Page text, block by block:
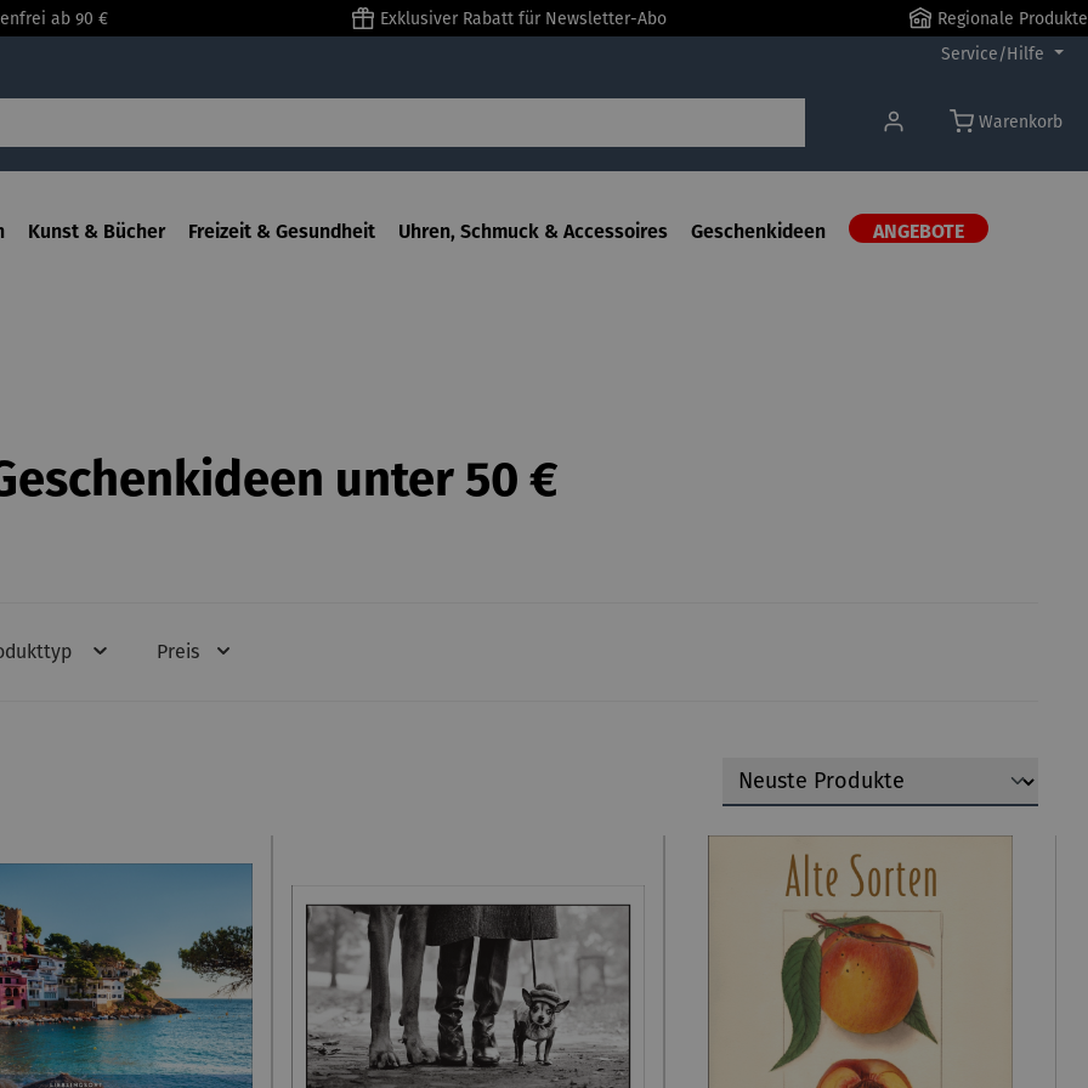
ab 90 € Exklusiver Rabatt für Newsletter-Abo
Regionale Produkte
Service/Hilfe
Warenkorb
Kunst & Bücher Freizeit & Gesundheit Uhren, Schmuck & Accessoires Geschenkideen ANGEBOTE
unter 50 €
Preis